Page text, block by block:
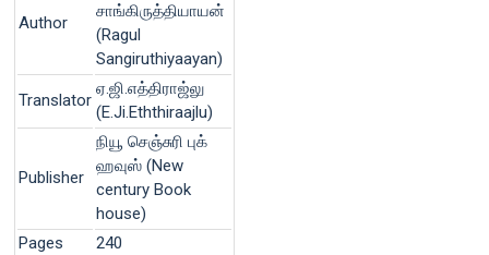
Author
சாங்கிருத்தியாயன்
(Ragul
Sangiruthiyaayan)
Translator
ஏ.ஜி.எத்திராஜ்லு
(E.Ji.Eththiraajlu)
Publisher
நியூ செஞ்சுரி புக்
ஹவுஸ் (New
century Book
house)
Pages
240